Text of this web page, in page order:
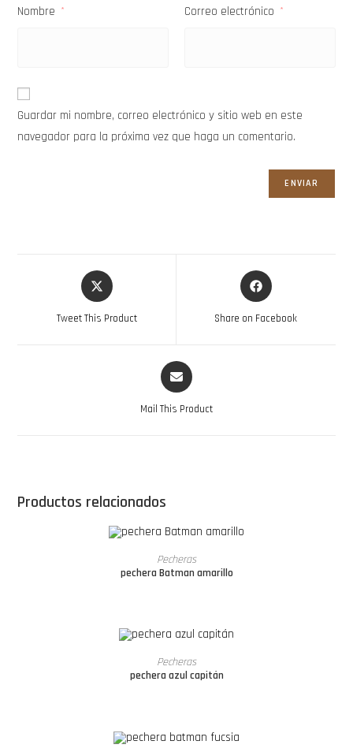
Nombre * Correo electrónico *
Guardar mi nombre, correo electrónico y sitio web en este
navegador para la próxima vez que haga un comentario.
Tweet This Product Share on Facebook
Mail This Product
Productos relacionados
LEER MÁS
Pecheras
pechera Batman amarillo
LEER MÁS
Pecheras
pechera azul capitán